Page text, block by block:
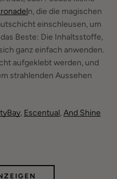
n, die die magischen
einschleusen, um
Beste: Die Inhaltsstoffe,
ganz einfach anwenden.
aufgeklebt werden, und
strahlenden Aussehen
, Escentual, And Shine